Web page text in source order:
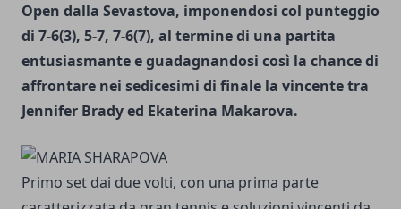
Open dalla Sevastova, imponendosi col punteggio
di 7-6(3), 5-7, 7-6(7), al termine di una partita
entusiasmante e guadagnandosi così la chance di
affrontare nei sedicesimi di finale la vincente tra
Jennifer Brady ed Ekaterina Makarova.
Primo set dai due volti, con una prima parte